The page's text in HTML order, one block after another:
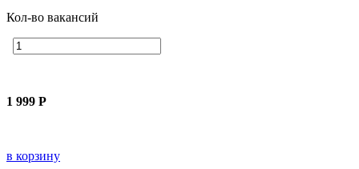
Кол-во вакансий
1 999 Р
в корзину